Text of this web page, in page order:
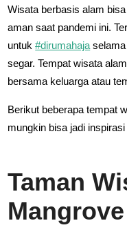
Wisata berbasis alam
aman saat pandemi ini.
untuk#dirumahaja
segar. Tempat wisata
bersama keluarga atau
Berikut beberapa tempat
mungkin bisa jadi
Taman
Mangrove